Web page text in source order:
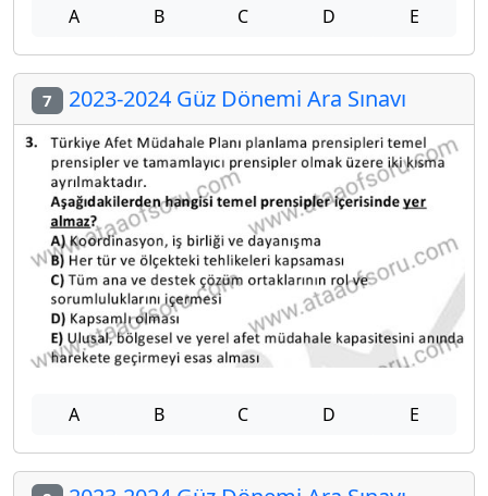
A B C D E
7 2023-2024 Güz Dönemi Ara Sınavı
A B C D E